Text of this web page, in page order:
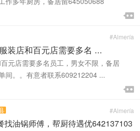


#Almería
装店和百元店需要多名 ...
元店需要多名员工，男女不限，备居
间。。有意者联系609212204 ...


#Almería
找油锅师傅，帮厨待遇优642137103